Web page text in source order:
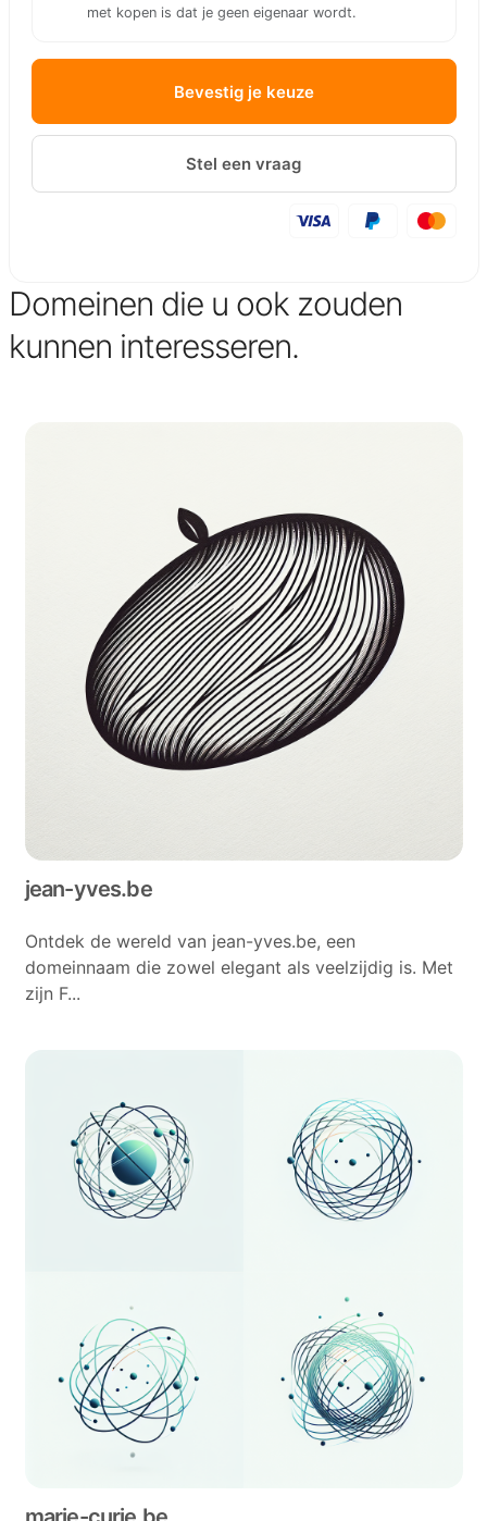
met kopen is dat je geen eigenaar wordt.
Bevestig je keuze
Stel een vraag
Domeinen die u ook zouden
kunnen interesseren.
jean-yves.be
Ontdek de wereld van jean-yves.be, een
domeinnaam die zowel elegant als veelzijdig is. Met
zijn F...